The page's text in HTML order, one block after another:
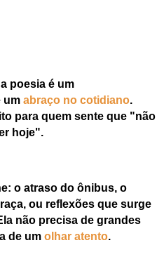
poesia é um
um abraço no cotidiano.
para quem sente que "não
hoje".
o atraso do ônibus, o
ou reflexões que surge
não precisa de grandes
de um olhar atento.